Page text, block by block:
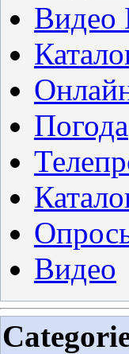
Видео
Погода
Видео